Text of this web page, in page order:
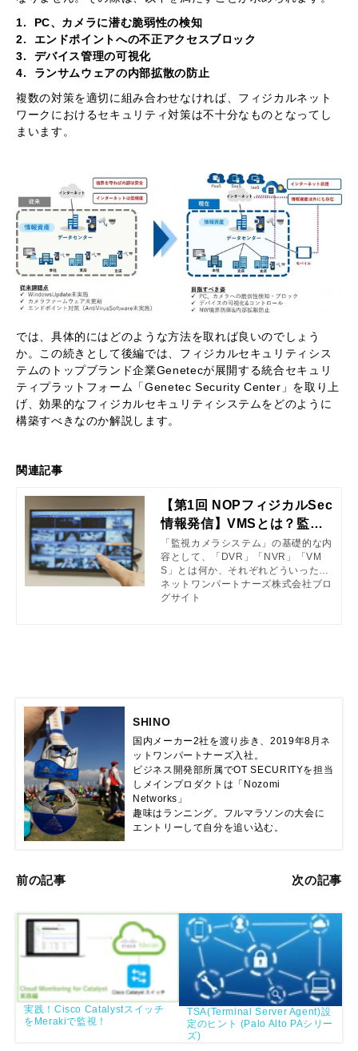
1. PC、カメラに潜む脆弱性の検知
2. エンドポイントへの不正アクセスブロック
3. デバイス管理の可視化
4. ランサムウェアの内部拡散の防止
複数の対策を適切に組み合わせなければ、フィジカルネット
ワークにおけるセキュリティ対策は不十分なものとなってし
まいます。
では、具体的にはどのような方法を取れば良いのでしょう
か。この続きとして後編では、フィジカルセキュリティシス
テムのトップブランド企業Genetecが展開する統合セキュリ
ティプラットフォーム「Genetec Security Center」を取り上
げ、効果的なフィジカルセキュリティシステムをどのように
構築すべきなのか解説します。
関連記事
【第1回 NOPフィジカルSec
情報発信】VMSとは？監視
カメラシステムの特徴を簡
単解説！
「監視カメラシステム」の基礎的な内
容として、「DVR」「NVR」「VM
S」とは何か、それぞれどういった特
徴があるかを簡単にご紹介いたしま
す。
ネットワンパートナーズ株式会社ブロ
グサイト
SHINO
国内メーカー2社を渡り歩き、2019年8月ネ
ットワンパートナーズ入社。
ビジネス開発部所属でOT SECURITYを担当
しメインプロダクトは「Nozomi
Networks」
趣味はランニング。フルマラソンの大会に
エントリーして自分を追い込む。
前の記事
実践！Cisco Catalystスイッチ
をMerakiで監視！
次の記事
TSA(Terminal Server Agent)設
定のヒント (Palo Alto PAシリー
ズ)